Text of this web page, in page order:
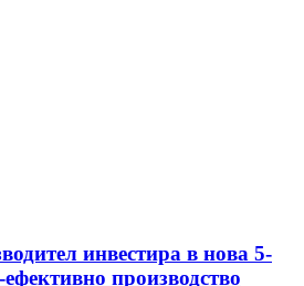
инвестира в нова 5-
производство